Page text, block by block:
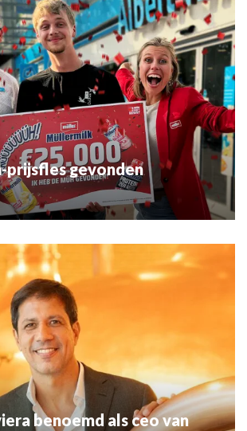
prijsfles gevonden
benoemd als ceo van